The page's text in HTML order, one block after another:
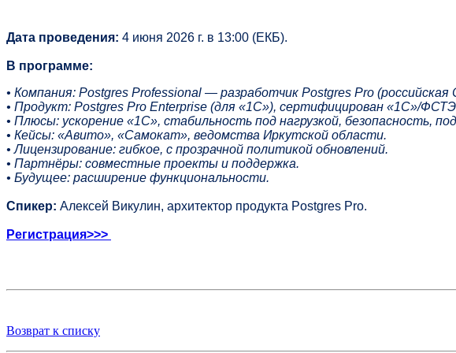
Дата проведения: 4 июня 2026 г. в 13:00 (ЕКБ).
В программе:
• Компания: Postgres Professional — разработчик Postgres Pro (российская
• Продукт: Postgres Pro Enterprise (для «1С»), сертифицирован «1С»/
• Плюсы: ускорение «1С», стабильность под нагрузкой, безопасность,
• Кейсы: «Авито», «Самокат», ведомства Иркутской области.
• Лицензирование: гибкое, с прозрачной политикой обновлений.
• Партнёры: совместные проекты и поддержка.
• Будущее: расширение функциональности.
Спикер: Алексей Викулин, архитектор продукта Postgres Pro.
Регистрация>>>
Возврат к списку